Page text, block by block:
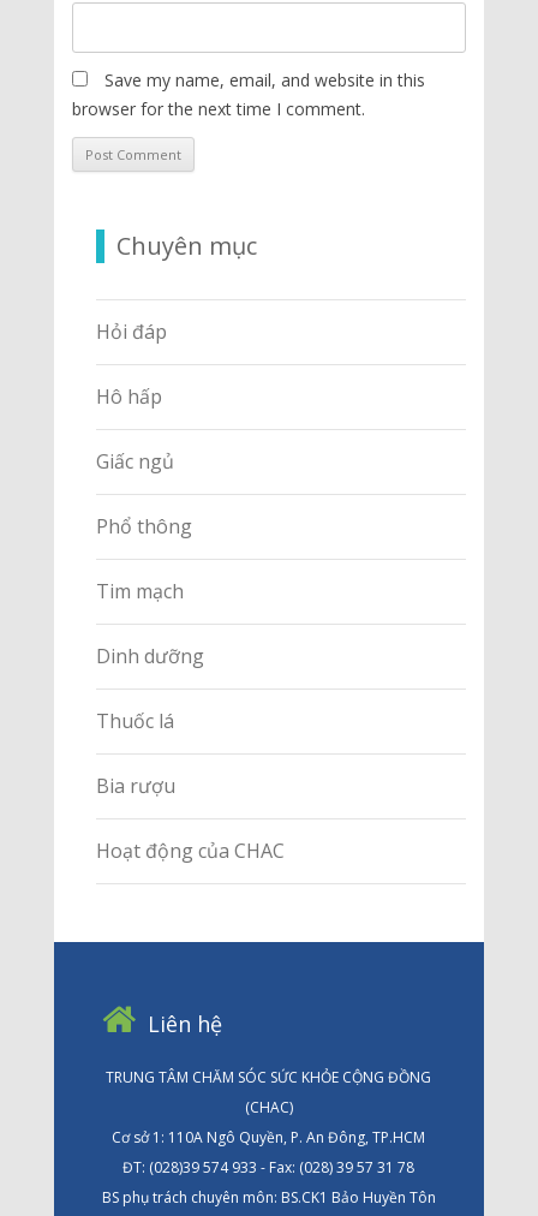
Save my name, email, and website in this
browser for the next time I comment.
Chuyên mục
Hỏi đáp
Hô hấp
Giấc ngủ
Phổ thông
Tim mạch
Dinh dưỡng
Thuốc lá
Bia rượu
Hoạt động của CHAC
Liên hệ
TRUNG TÂM CHĂM SÓC SỨC KHỎE CỘNG ĐỒNG
(CHAC)
Cơ sở 1: 110A Ngô Quyền, P. An Đông, TP.HCM
ĐT: (028)39 574 933 - Fax: (028) 39 57 31 78
BS phụ trách chuyên môn: BS.CK1 Bảo Huyền Tôn